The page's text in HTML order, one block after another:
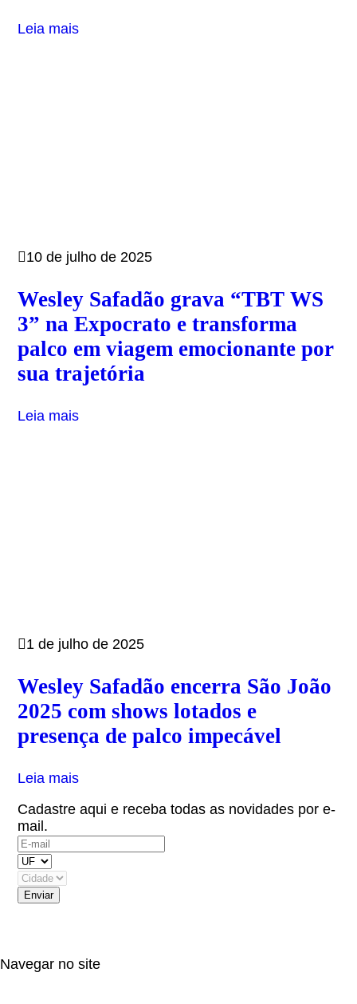
Leia mais
10 de julho de 2025
Wesley Safadão grava “TBT WS
3” na Expocrato e transforma
palco em viagem emocionante por
sua trajetória
Leia mais
1 de julho de 2025
Wesley Safadão encerra São João
2025 com shows lotados e
presença de palco impecável
Leia mais
Cadastre aqui e receba todas as novidades por e-
mail.
Navegar no site